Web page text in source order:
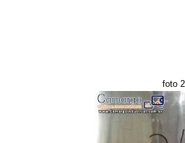
foto